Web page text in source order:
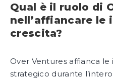
Qual è il ruolo di
nell’affiancare le
crescita?
Over Ventures affianca
strategico durante